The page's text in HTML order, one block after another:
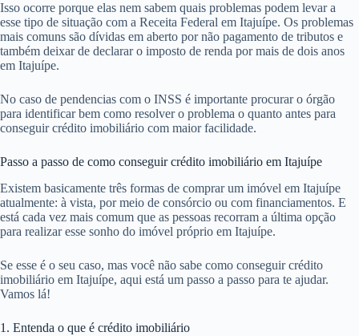
Isso ocorre porque elas nem sabem quais problemas podem levar a
esse tipo de situação com a Receita Federal em Itajuípe. Os problemas
mais comuns são dívidas em aberto por não pagamento de tributos e
também deixar de declarar o imposto de renda por mais de dois anos
em Itajuípe.
No caso de pendencias com o INSS é importante procurar o órgão
para identificar bem como resolver o problema o quanto antes para
conseguir crédito imobiliário com maior facilidade.
Passo a passo de como conseguir crédito imobiliário em Itajuípe
Existem basicamente três formas de comprar um imóvel em Itajuípe
atualmente: à vista, por meio de consórcio ou com financiamentos. E
está cada vez mais comum que as pessoas recorram a última opção
para realizar esse sonho do imóvel próprio em Itajuípe.
Se esse é o seu caso, mas você não sabe como conseguir crédito
imobiliário em Itajuípe, aqui está um passo a passo para te ajudar.
Vamos lá!
1. Entenda o que é crédito imobiliário